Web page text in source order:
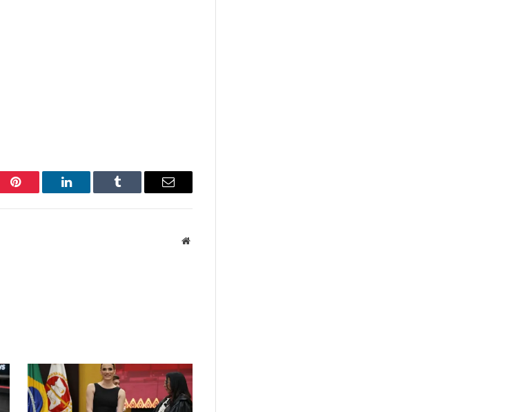
Pinterest LinkedIn Tumblr Email
Website